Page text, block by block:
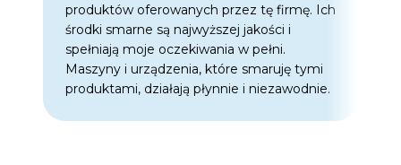
produktów oferowanych przez tę firmę. Ich
środki smarne są najwyższej jakości i
spełniają moje oczekiwania w pełni.
Maszyny i urządzenia, które smaruję tymi
produktami, działają płynnie i niezawodnie.